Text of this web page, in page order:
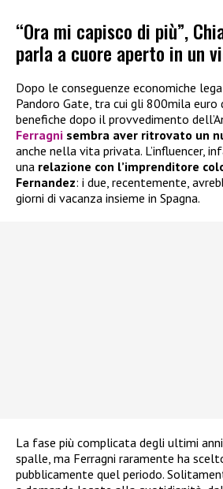
“Ora mi capisco di più”,
parla a cuore aperto in un
Dopo le conseguenze economiche
Pandoro Gate, tra cui gli 800mila
benefiche dopo il provvedimento
Ferragni sembra aver ritrovato un
anche nella vita privata. L’influencer,
una relazione con l’imprenditore
Fernandez: i due, recentemente,
giorni di vacanza insieme in Spagna.
La fase più complicata degli ultimi
spalle, ma Ferragni raramente ha
pubblicamente quel periodo.